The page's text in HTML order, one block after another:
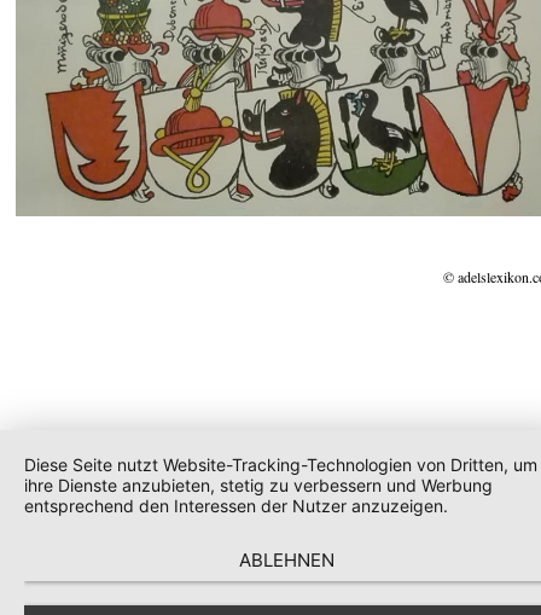
©
Diese Seite nutzt Website-Tracking-Technologien von Dritten, um
ihre Dienste anzubieten, stetig zu verbessern und Werbung
entsprechend den Interessen der Nutzer anzuzeigen.
ABLEHNEN